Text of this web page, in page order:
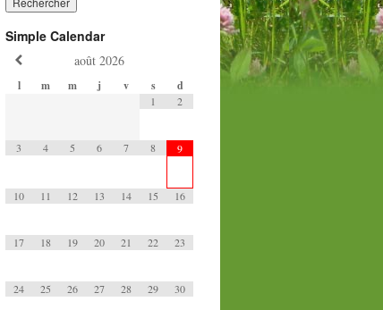
Simple Calendar
août 2026
l m m j v s d
1 2
3 4 5 6 7 8 9
10 11 12 13 14 15 16
17 18 19 20 21 22 23
24 25 26 27 28 29 30